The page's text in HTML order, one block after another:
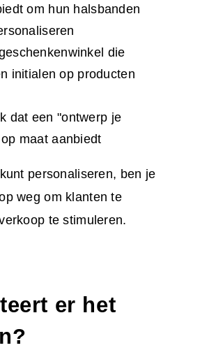
om hun halsbanden
die
initialen op producten
dat een "ontwerp je
maat aanbiedt
personaliseren, ben je
weg om klanten te
te stimuleren.
er het